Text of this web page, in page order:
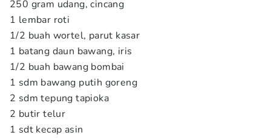
250 gram udang, cincang
1 lembar roti
1/2 buah wortel, parut kasar
1 batang daun bawang, iris
1/2 buah bawang bombai
1 sdm bawang putih goreng
2 sdm tepung tapioka
2 butir telur
1 sdt kecap asin